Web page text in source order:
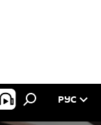
РУС